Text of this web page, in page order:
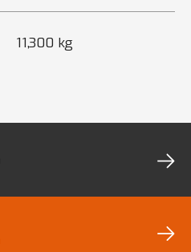
11,300 kg